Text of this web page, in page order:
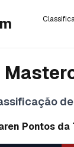
Pontos da